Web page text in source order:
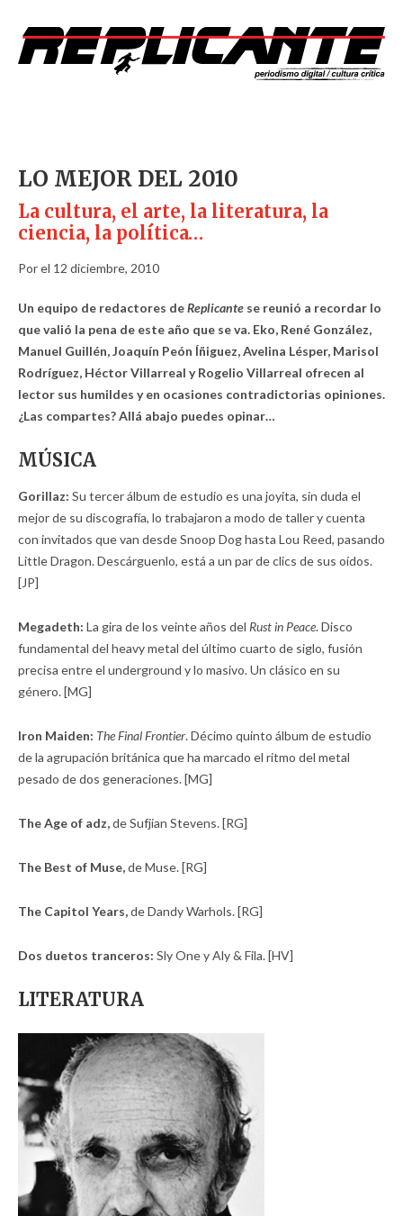
LO MEJOR DEL 2010
La cultura, el arte, la literatura, la
ciencia, la política…
Por el 12 diciembre, 2010
Un equipo de redactores deReplicante se reunió a recordar lo
que valió la pena de este año que se va. Eko, René González,
Manuel Guillén, Joaquín Peón Íñiguez, Avelina Lésper, Marisol
Rodríguez, Héctor Villarreal y Rogelio Villarreal ofrecen al
lector sus humildes y en ocasiones contradictorias opiniones.
¿Las compartes? Allá abajo puedes opinar…
MÚSICA
Gorillaz: Su tercer álbum de estudio es una joyita, sin duda el
mejor de su discografía, lo trabajaron a modo de taller y cuenta
con invitados que van desde Snoop Dog hasta Lou Reed, pasando
Little Dragon. Descárguenlo, está a un par de clics de sus oídos.
[JP]
Megadeth: La gira de los veinte años del Rust in Peace. Disco
fundamental del heavy metal del último cuarto de siglo, fusión
precisa entre el underground y lo masivo. Un clásico en su
género. [MG]
Iron Maiden: The Final Frontier. Décimo quinto álbum de estudio
de la agrupación británica que ha marcado el ritmo del metal
pesado de dos generaciones. [MG]
The Age of adz,de Sufjian Stevens. [RG]
The Best of Muse,de Muse. [RG]
The Capitol Years,de Dandy Warhols. [RG]
Dos duetos tranceros: Sly One y Aly & Fila. [HV]
LITERATURA